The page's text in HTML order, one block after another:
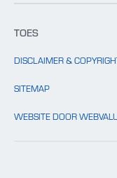
TOES
DISCLAIMER &
SITEMAP
WEBSITE DOOR